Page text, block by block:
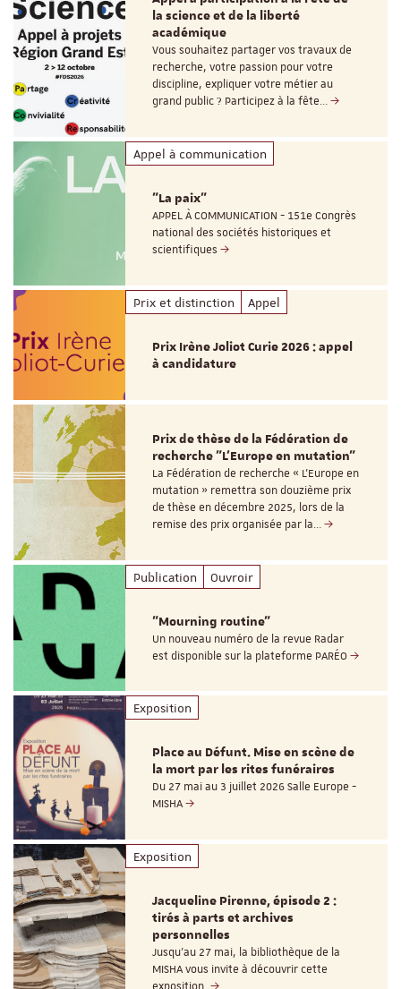
la science et de la liberté
académique
Vous souhaitez partager vos travaux de
recherche, votre passion pour votre
discipline, expliquer votre métier au
grand public ? Participez à la fête…
Appel à communication
"La paix"
APPEL À COMMUNICATION - 151e Congrès
national des sociétés historiques et
scientifiques
Prix et distinction Appel
Prix Irène Joliot Curie 2026 : appel
à candidature
Prix de thèse de la Fédération de
recherche "L’Europe en mutation"
La Fédération de recherche « L’Europe en
mutation » remettra son douzième prix
de thèse en décembre 2025, lors de la
remise des prix organisée par la…
Publication Ouvroir
"Mourning routine"
Un nouveau numéro de la revue Radar
est disponible sur la plateforme PARÉO
Exposition
Place au Défunt. Mise en scène de
la mort par les rites funéraires
Du 27 mai au 3 juillet 2026 Salle Europe -
MISHA
Exposition
Jacqueline Pirenne, épisode 2 :
tirés à parts et archives
personnelles
Jusqu’au 27 mai, la bibliothèque de la
MISHA vous invite à découvrir cette